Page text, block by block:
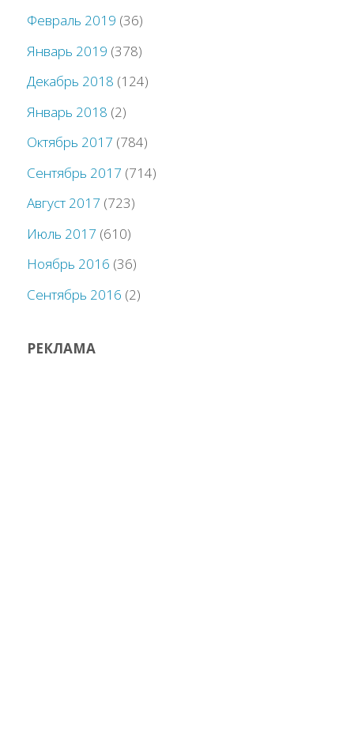
Февраль 2019 (36)
Январь 2019 (378)
Декабрь 2018 (124)
Январь 2018 (2)
Октябрь 2017 (784)
Сентябрь 2017 (714)
Август 2017 (723)
Июль 2017 (610)
Ноябрь 2016 (36)
Сентябрь 2016 (2)
РЕКЛАМА